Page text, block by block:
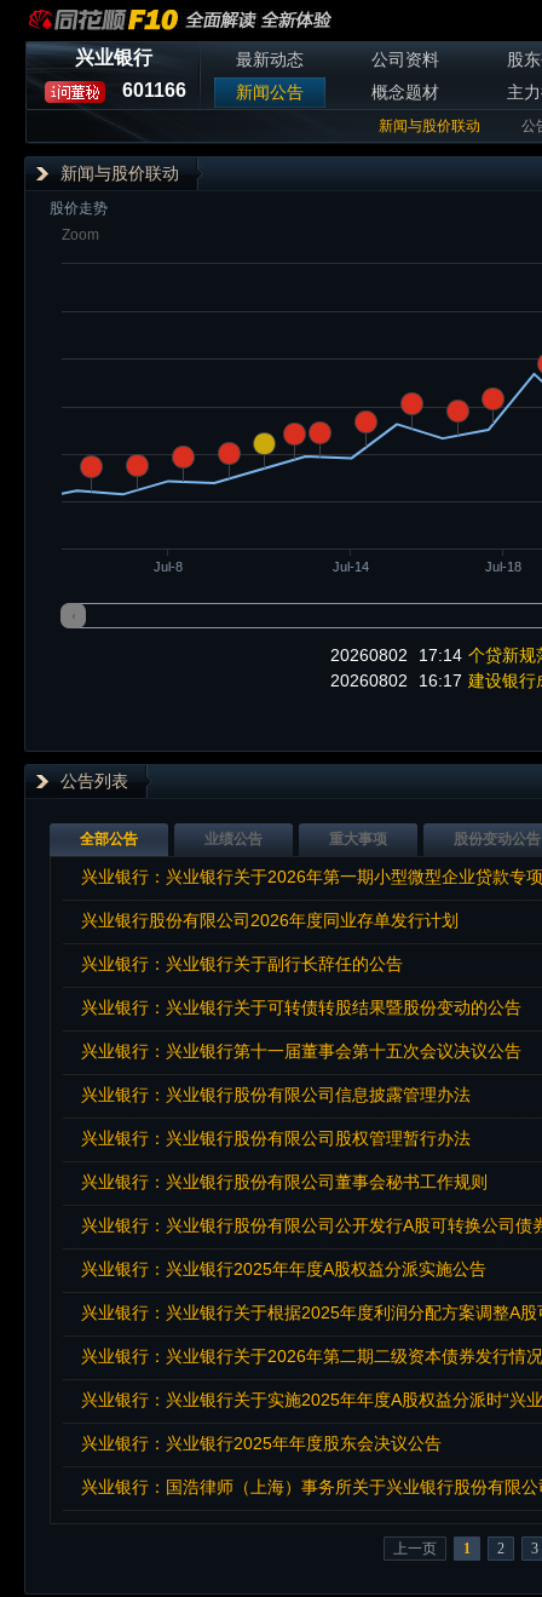
兴业银行
601166
最新动态 公司资料
股
新闻公告
概念题材 主
新闻与股价联动 公
新闻与股价联动
股价走势
Zoom
Jul-8 Jul-14 Jul-18
20260802 17:14 个贷新规
20260802
16:17 建设银行
公告列表
全部公告 业绩公告 重大事项 股份变动公告
兴业银行：兴业银行关于2026年第一期小型微型企业贷款专
兴业银行股份有限公司2026年度同业存单发行计划
兴业银行：兴业银行关于副行长辞任的公告
兴业银行：兴业银行关于可转债转股结果暨股份变动的公告
兴业银行：兴业银行第十一届董事会第十五次会议决议公告
兴业银行：兴业银行股份有限公司信息披露管理办法
兴业银行：兴业银行股份有限公司股权管理暂行办法
兴业银行：兴业银行股份有限公司董事会秘书工作规则
兴业银行：兴业银行股份有限公司公开发行A股可转换公司
兴业银行：兴业银行2025年年度A股权益分派实施公告
兴业银行：兴业银行关于根据2025年度利润分配方案调整A
兴业银行：兴业银行关于2026年第二期二级资本债券发行情
兴业银行：兴业银行关于实施2025年年度A股权益分派时“兴
兴业银行：兴业银行2025年年度股东会决议公告
兴业银行：国浩律师（上海）事务所关于兴业银行股份有限
上一页 1 2 3